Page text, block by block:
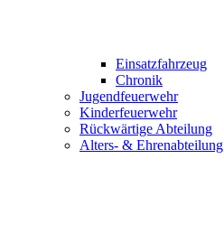
Einsatzfahrzeug
Chronik
Jugendfeuerwehr
Kinderfeuerwehr
Rückwärtige Abteilung
Alters- & Ehrenabteilung